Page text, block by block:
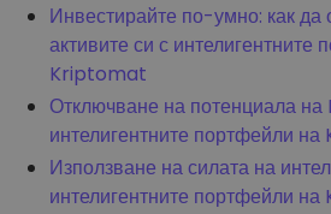
Инвестирайте по-умно: как да
активите си с интелигентните
Kriptomat
Отключване на потенциала на
интелигентните портфейли
Използване на силата на
интелигентните портфейли